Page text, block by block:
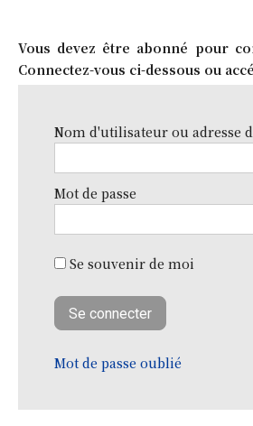
Vous devez être abonné pour
Connectez-vous ci-dessous ou
Nom d'utilisateur ou adresse
Mot de passe
Se souvenir de moi
Mot de passe oublié